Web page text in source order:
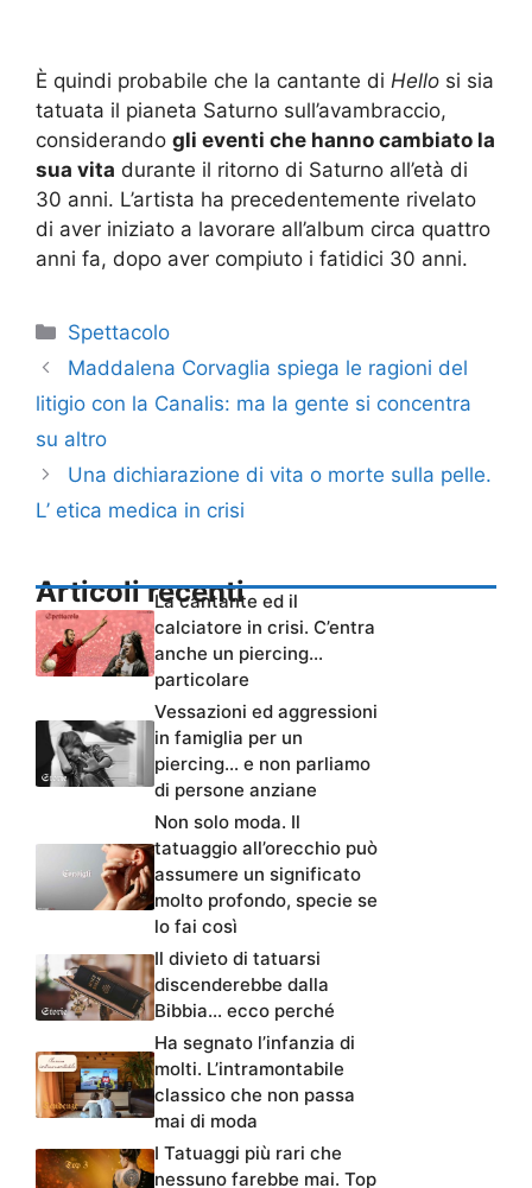
È quindi probabile che la cantante di Hello si sia
tatuata il pianeta Saturno sull’avambraccio,
considerando gli eventi che hanno cambiato la
sua vita durante il ritorno di Saturno all’età di
30 anni. L’artista ha precedentemente rivelato
di aver iniziato a lavorare all’album circa quattro
anni fa, dopo aver compiuto i fatidici 30 anni.
Categorie
Spettacolo
Maddalena Corvaglia spiega le ragioni del
litigio con la Canalis: ma la gente si concentra
su altro
Una dichiarazione di vita o morte sulla pelle.
L’ etica medica in crisi
Articoli recenti
La cantante ed il
calciatore in crisi. C’entra
anche un piercing…
particolare
Vessazioni ed aggressioni
in famiglia per un
piercing… e non parliamo
di persone anziane
Non solo moda. Il
tatuaggio all’orecchio può
assumere un significato
molto profondo, specie se
lo fai così
Il divieto di tatuarsi
discenderebbe dalla
Bibbia… ecco perché
Ha segnato l’infanzia di
molti. L’intramontabile
classico che non passa
mai di moda
I Tatuaggi più rari che
nessuno farebbe mai. Top